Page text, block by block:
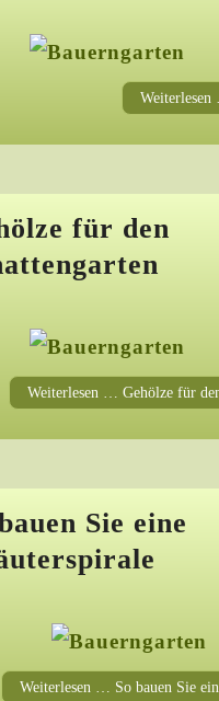
für den
Weiterlesen … Gehölze für
Sie eine
Weiterlesen … So bauen Sie